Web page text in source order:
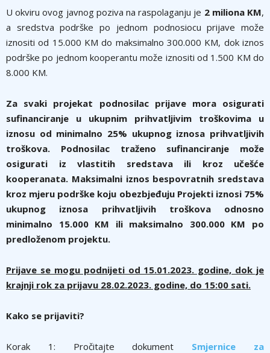
U okviru ovog javnog poziva na raspolaganju je 2 miliona KM,
a sredstva podrške po jednom podnosiocu prijave može
iznositi od 15.000 KM do maksimalno 300.000 KM, dok iznos
podrške po jednom kooperantu može iznositi od 1.500 KM do
8.000 KM.
Za svaki projekat podnosilac prijave mora osigurati
sufinanciranje u ukupnim prihvatljivim troškovima u
iznosu od minimalno 25% ukupnog iznosa prihvatljivih
troškova. Podnosilac traženo sufinanciranje može
osigurati iz vlastitih sredstava ili kroz učešće
kooperanata. Maksimalni iznos bespovratnih sredstava
kroz mjeru podrške koju obezbjeđuju Projekti iznosi 75%
ukupnog iznosa prihvatljivih troškova odnosno
minimalno 15.000 KM ili maksimalno 300.000 KM po
predloženom projektu.
Prijave se mogu podnijeti od 15.01.2023. godine, dok je
krajnji rok za prijavu 28.02.2023. godine, do 15:00 sati.
Kako se prijaviti?
Korak 1: Pročitajte dokument Smjernice za